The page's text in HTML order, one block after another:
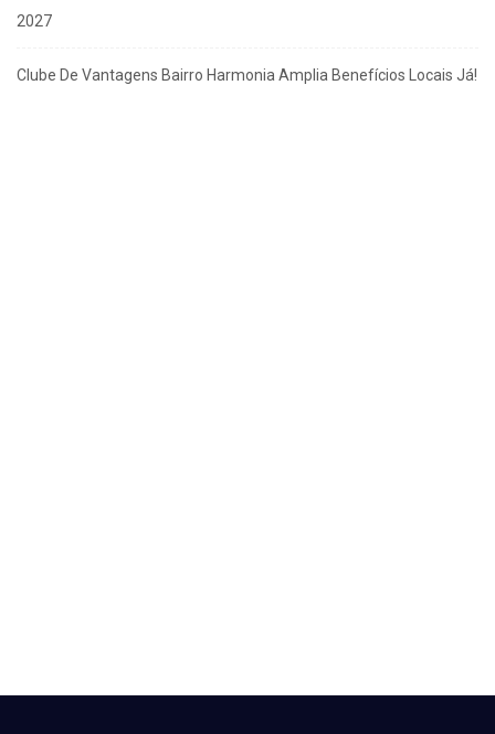
2027
Clube De Vantagens Bairro Harmonia Amplia Benefícios Locais Já!